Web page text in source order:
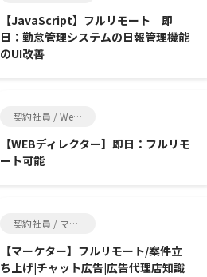
【JavaScript】フルリモート 即
日：勤怠管理システムの日報管理機能
のUI改善
契約社員 / Web制作, SE
【WEBディレクター】即日：フルリモ
ート可能
契約社員 / マーケティング, SE
【マーケター】フルリモート/案件立
ち上げ|チャット広告|広告代理店知識